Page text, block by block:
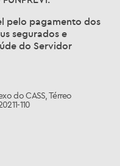
pelo pagamento dos
segurados e
do Servidor
do CASS, Térreo
110